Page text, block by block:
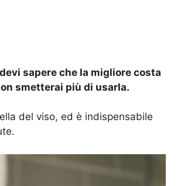
sapere che la migliore costa
smetterai più di usarla.
del viso, ed è indispensabile